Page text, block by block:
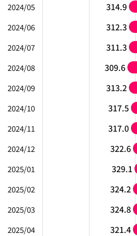
2024/05 314.9
2024/06 312.3
2024/07 311.3
2024/08 309.6
2024/09 313.2
2024/10 317.5
2024/11 317.0
2024/12 322.6
2025/01 329.1
2025/02 324.2
2025/03 324.8
2025/04 321.4